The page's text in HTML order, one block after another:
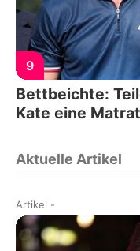
9
Bettbeichte:
Kate eine
Aktuelle Artikel
Artikel -